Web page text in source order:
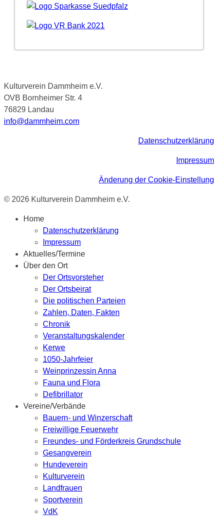
Kulturverein Dammheim e.V.
OVB Bornheimer Str. 4
76829 Landau
info@dammheim.com
Datenschutzerklärung
Impressum
Änderung der Cookie-Einstellung
© 2026 Kulturverein Dammheim e.V.
Home
Datenschutzerklärung
Impressum
Aktuelles/Termine
Über den Ort
Der Ortsvorsteher
Der Ortsbeirat
Die politischen Parteien
Zahlen, Daten, Fakten
Chronik
Veranstaltungskalender
Kerwe
1050-Jahrfeier
Weinprinzessin Anna
Fauna und Flora
Defibrillator
Vereine/Verbände
Bauern- und Winzerschaft
Freiwillige Feuerwehr
Freundes- und Förderkreis Grundschule
Gesangverein
Hundeverein
Kulturverein
Landfrauen
Sportverein
VdK